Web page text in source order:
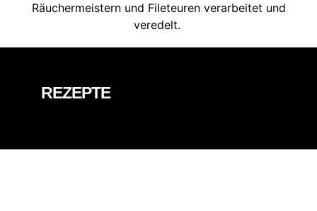
Räuchermeistern und Fileteuren verarbeitet und
veredelt.
REZEPTE